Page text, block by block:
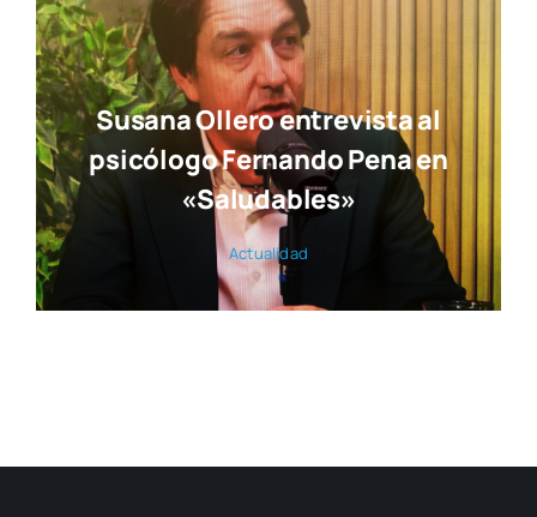
Susana Ollero entrevista al
psicólogo Fernando Pena en
«Saludables»
Actua­li­dad